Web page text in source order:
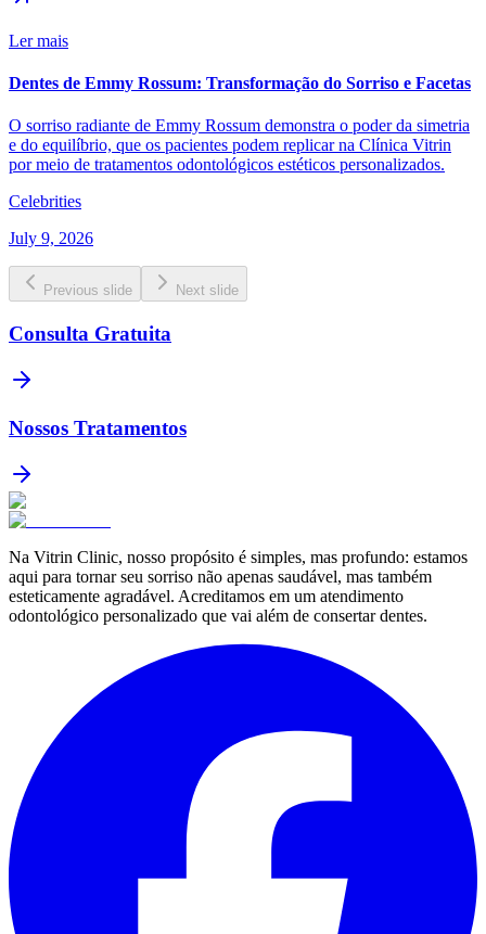
Ler mais
Dentes de Emmy Rossum: Transformação do Sorriso e Facetas
O sorriso radiante de Emmy Rossum demonstra o poder da simetria
e do equilíbrio, que os pacientes podem replicar na Clínica Vitrin
por meio de tratamentos odontológicos estéticos personalizados.
Celebrities
July 9, 2026
Previous slide Next slide
Consulta Gratuita
Nossos Tratamentos
Na Vitrin Clinic, nosso propósito é simples, mas profundo: estamos
aqui para tornar seu sorriso não apenas saudável, mas também
esteticamente agradável. Acreditamos em um atendimento
odontológico personalizado que vai além de consertar dentes.